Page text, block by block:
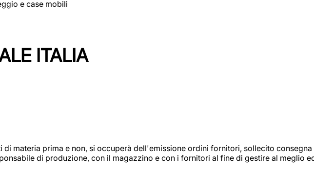
e case mobili
ITALIA
materia prima e non, si occuperà dell'emissione ordini fornitori, sollecito consegna
di produzione, con il magazzino e con i fornitori al fine di gestire al meglio